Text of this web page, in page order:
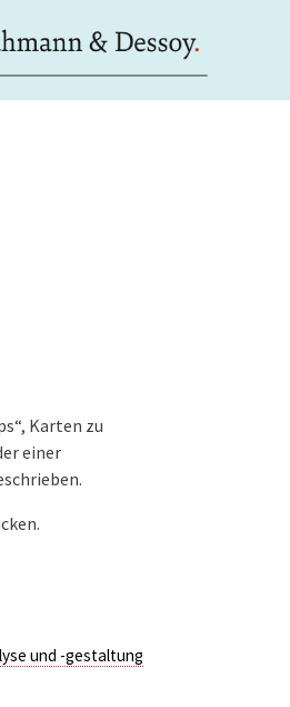
Karten zu
einer
und -gestaltung